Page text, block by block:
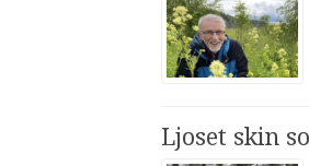
Ljoset skin